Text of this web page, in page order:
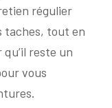
régulier
taches, tout en
reste un
vous